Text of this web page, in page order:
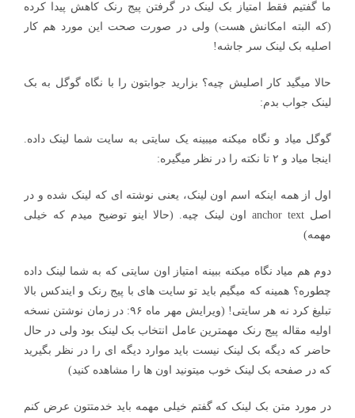
ما گفتیم فقط امتیاز بک لینک در گرفتن پیج رنک کاهش پیدا کرده
(که البته امکانش هست) ولی در صورت صحت این مورد هم کار
اصلیه بک لینک سر جاشه!
حالا میگید کار اصلیش چیه؟ بزارید جوابتون را با نگاه گوگل به بک
لینک جواب بدم:
گوگل میاد و نگاه میکنه میبینه یک سایتی به سایت شما لینک داده.
اینجا میاد و ۲ تا نکته را در نظر میگیره:
اول از همه اینکه اسم اون لینک، یعنی نوشته ای که لینک شده و در
اصل anchor text اون لینک چیه. (حالا اینو توضیح میدم که خیلی
مهمه)
دوم هم میاد نگاه میکنه ببینه امتیاز اون سایتی که به شما لینک داده
چطوره؟ همینه که میگیم باید تو سایت های با پیج رنک و ایندکس بالا
تبلیغ کرد نه هر سایتی! (ویرایش مهر ماه ۹۶: در زمان نوشتن نسخه
اولیه مقاله پیج رنک مهمترین عامل انتخاب بک لینک بود ولی در حال
حاضر که دیگه بک لینک نیست باید موارد دیگه ای را در نظر بگیرید
که در صفحه بک لینک خوب میتونید اون ها را مشاهده کنید)
در مورد متن بک لینک که گفتم خیلی مهمه باید خدمتتون عرض کنم